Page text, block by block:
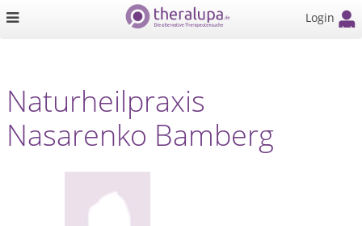
Login
Naturheilpraxis
Nasarenko Bamberg